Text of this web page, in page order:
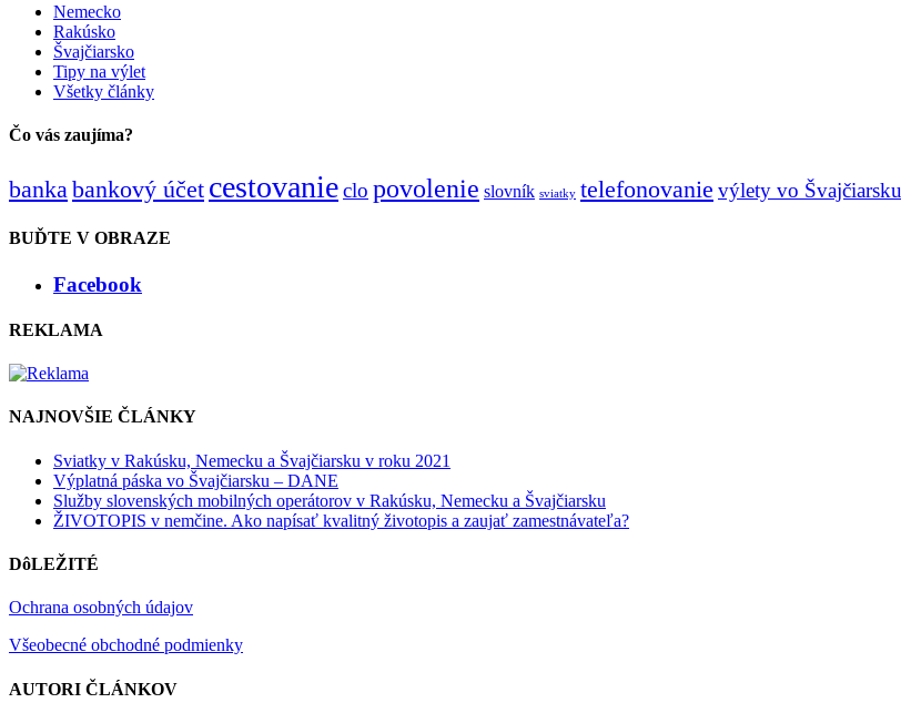
Nemecko
Rakúsko
Švajčiarsko
Tipy na výlet
Všetky články
Čo vás zaujíma?
bankabankový účet cestovanieclo povolenie slovník sviatky telefonovanie výlety vo Švajčiarsku
BUĎTE V OBRAZE
Facebook
REKLAMA
NAJNOVŠIE ČLÁNKY
Sviatky v Rakúsku, Nemecku a Švajčiarsku v roku 2021
Výplatná páska vo Švajčiarsku – DANE
Služby slovenských mobilných operátorov v Rakúsku, Nemecku a Švajčiarsku
ŽIVOTOPIS v nemčine. Ako napísať kvalitný životopis a zaujať zamestnávateľa?
DôLEŽITÉ
Ochrana osobných údajov
Všeobecné obchodné podmienky
AUTORI ČLÁNKOV